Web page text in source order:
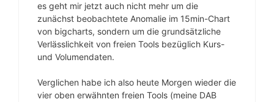
es geht mir jetzt auch nicht mehr um die
zunächst beobachtete Anomalie im 15min-Chart
von bigcharts, sondern um die grundsätzliche
Verlässlichkeit von freien Tools bezüglich Kurs-
und Volumendaten.
Verglichen habe ich also heute Morgen wieder die
vier oben erwähnten freien Tools (meine DAB